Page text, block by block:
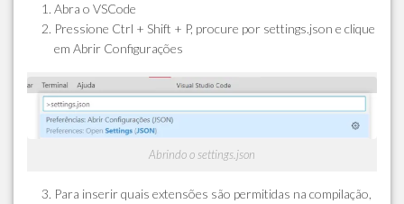
Abra o VSCode
Pressione Ctrl + Shift + P, procure por settings.json e clique
em Abrir Configurações
Abrindo o settings.json
Para inserir quais extensões são permitidas na compilação,